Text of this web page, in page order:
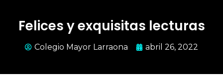
Felices y exquisitas lecturas
Colegio Mayor Larraona abril 26, 2022